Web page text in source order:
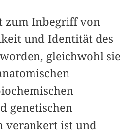
zum Inbegriff von
und Identität des
gleichwohl sie
genetischen
verankert ist und